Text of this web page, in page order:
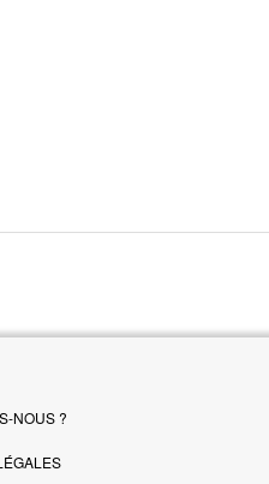
NOUS ?